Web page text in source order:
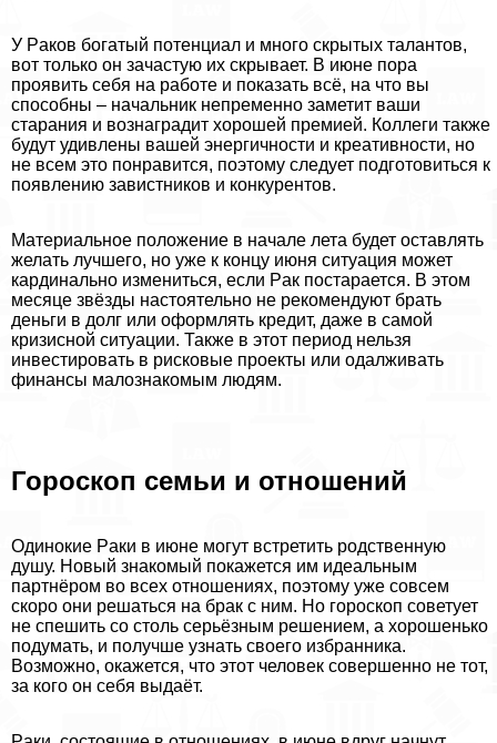
У Paков богатый потенциал и много скрытых талантов,
вот только он зачастую их скрывает. В июне пора
проявить себя на работе и показать всё, на что вы
способны – начальник непременно заметит ваши
старания и вознаградит хорошей премией. Коллеги также
будут удивлены вашей энергичности и креативности, но
не всем это понравится, поэтому следует подготовиться к
появлению завистников и конкурентов.
Материальное положение в начале лета будет оставлять
желать лучшего, но уже к концу июня ситуация может
кардинально измениться, если Paк постарается. В этом
месяце звёзды настоятельно не рекомендуют брать
деньги в долг или оформлять кредит, даже в самой
кризисной ситуации. Также в этот период нельзя
инвестировать в рисковые проекты или одалживать
финансы малознакомым людям.
Гороскоп семьи и отношений
Одинокие Paки в июне могут встретить родственную
душу. Новый знакомый покажется им идеальным
партнёром во всех отношениях, поэтому уже совсем
скоро они решаться на бpaк с ним. Но гороскоп советует
не спешить со столь серьёзным решением, а хорошенько
подумать, и получше узнать своего избранника.
Возможно, окажется, что этот человек совершенно не тот,
за кого он себя выдаёт.